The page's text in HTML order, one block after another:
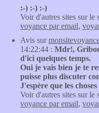
:-) :-) :-)
Voir d'autres sites sur le
voyance par email,
Avis sur
14:22:44 : Mdr!,
d'ici quelques temps.
Oui je vais bien je te
puisse plus discuter
J'espère que les
Voir d'autres sites sur le
voyance par email,